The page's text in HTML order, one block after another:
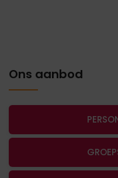
Ons aanbod